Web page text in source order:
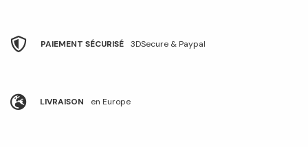
PAIEMENT SÉCURISÉ 3DSecure & Paypal
LIVRAISON en Europe